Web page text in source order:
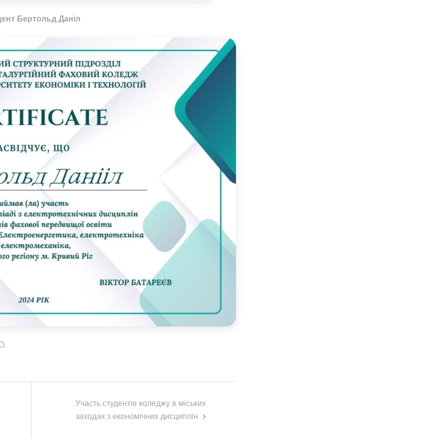
Бертольд Даніл
Участь студентів коледжу в міських
заходах з економічних дисциплін